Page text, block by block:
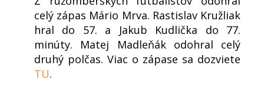
celý zápas Mário Mrva. Rastislav Kružliak
hral do 57. a Jakub Kudlička do 77.
minúty. Matej Madleňák odohral celý
druhý polčas. Viac o zápase sa dozviete
TU.